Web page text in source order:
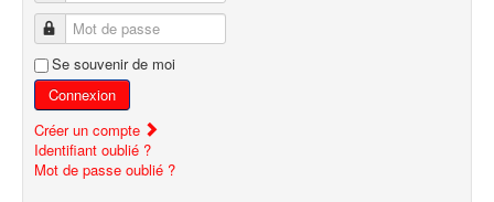
Mot de passe
Se souvenir de moi
Connexion
Créer un compte
Identifiant oublié ?
Mot de passe oublié ?